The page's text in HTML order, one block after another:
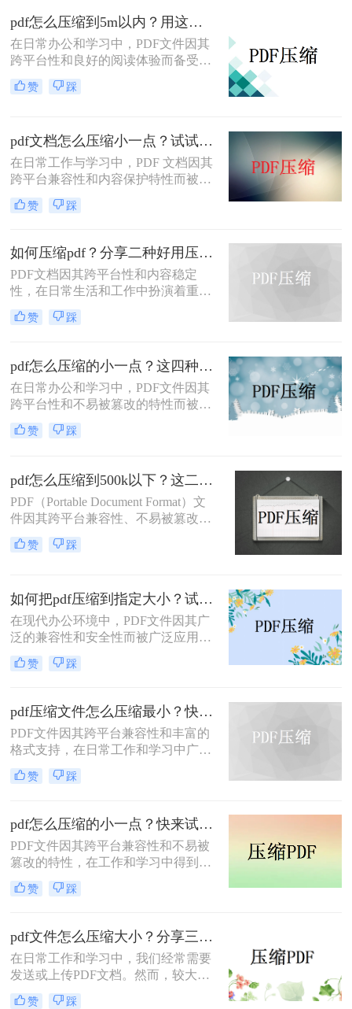
绍三种简单实用的PDF压缩技巧，助
你轻松优化PDF文件，提升文档传输
效率。
pdf怎么压缩到5m以内？用这二种压缩方法！
在日常办公和学习中，PDF文件因其
跨平台性和良好的阅读体验而备受欢
迎。然而，有时PDF文件过大，不仅
占用存储空间，还会影响传输速度。
的方法。
赞 踩
pdf文档怎么压缩小一点？试试这5个压缩方法！
在日常工作与学习中，PDF 文档因其
跨平台兼容性和内容保护特性而被广
泛使用。然而，当 PDF 文件中包含大
量高分辨率图片、内嵌字体或复杂图
不仅占用存储空间，还经常因超过邮
箱附件限制或上传耗时过长而影响办
公效率。那么PDF 文档怎么压缩小一
点呢？本文从压缩效果、操作难度、
处理速度、隐私安全四个维度，对比
五种主流压缩方案，帮助您根据实际
赞 踩
如何压缩pdf？分享二种好用压缩方法！
PDF文档因其跨平台性和内容稳定
性，在日常生活和工作中扮演着重要
角色。然而，有时PDF文件过大，会
影响传输速度或占用过多存储空间。
压缩PDF的方法。
赞 踩
pdf怎么压缩的小一点？这四种压缩方法了解一下
在日常办公和学习中，PDF文件因其
跨平台性和不易被篡改的特性而被广
泛使用。然而，有时PDF文件过大，
会给传输和存储带来不便。那么pdf怎
将PDF压缩得更小的方法。
赞 踩
pdf怎么压缩到500k以下？这二种压缩方法你可以轻松学会！
PDF（Portable Document Format）文
件因其跨平台兼容性、不易被篡改的
特性以及保持文档格式一致性的能
力，在日常办公和文件分享中得到了
上传、发送或存储。那么pdf怎么压缩
到500k以下呢？本文将介绍两种将
PDF文件压缩到500K以下的方法。
赞 踩
如何把pdf压缩到指定大小？试试这4种压缩方法！
在现代办公环境中，PDF文件因其广
泛的兼容性和安全性而被广泛应用。
然而，当这些文件过大时，会带来传
输不便、占用过多存储空间等问题。
变得尤为重要。本文将详细介绍四种
常用的方法，帮助您轻松应对这一挑
战。
赞 踩
pdf压缩文件怎么压缩最小？快来试着使用这三种压缩方法！
PDF文件因其跨平台兼容性和丰富的
格式支持，在日常工作和学习中广泛
应用。然而，有时我们需要将PDF文
件压缩到最小，以便更高效地存储和
呢？本文将介绍三种实用的PDF压缩
方法。
赞 踩
pdf怎么压缩的小一点？快来试试这4种压缩方法！
PDF文件因其跨平台兼容性和不易被
篡改的特性，在工作和学习中得到了
广泛应用。然而，PDF文件有时体积
过大，不便于存储和传输。那么pdf怎
有效的PDF压缩方法。
赞 踩
pdf文件怎么压缩大小？分享三种实用压缩方法！
在日常工作和学习中，我们经常需要
发送或上传PDF文档。然而，较大的
文件可能会导致传输缓慢或者无法满
赞 踩